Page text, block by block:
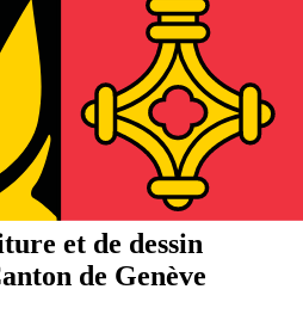
et de dessin
de Genève